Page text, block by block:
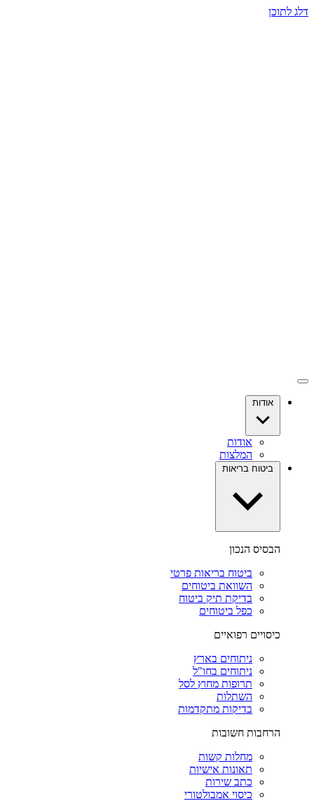
דלג לתוכן
אודות
אודות
המלצות
ביטוח בריאות
הבסיס הנכון
ביטוח בריאות פרטי
השוואת ביטוחים
בדיקת תיק ביטוח
כפל ביטוחים
כיסויים רפואיים
ניתוחים בארץ
ניתוחים בחו"ל
תרופות מחוץ לסל
השתלות
בדיקות מתקדמות
הרחבות חשובות
מחלות קשות
תאונות אישיות
כתב שירות
כיסוי אמבולטורי